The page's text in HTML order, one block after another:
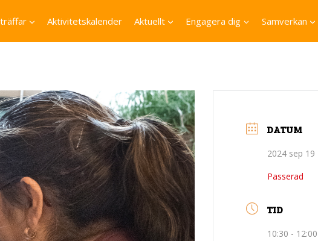
Aktivitetskalender Aktuellt Engagera dig Samverkan
DATUM
2024 sep 19
Passerad
TID
10:30 - 12:00